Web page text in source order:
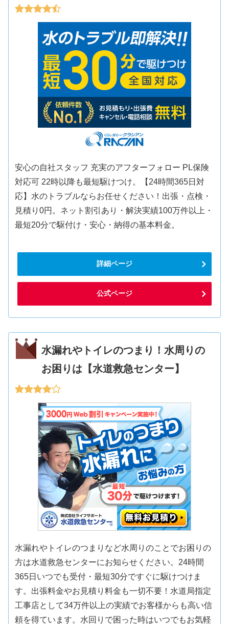
安心の自社スタッフ 充実のアフターフォロー PL保険
対応可 22時以降も最短駆けつけ。【24時間365日対
応】水のトラブルならお任せください！出張・点検・
見積り0円。ネット割引あり・解決実績100万件以上・
最短20分で駆付け・安心・納得の基本料金。
詳細ページ
公式ページ
水漏れやトイレのつまり！水周りの
お困りは【水道救急センター】
水漏れやトイレのつまりなど水周りのことでお困りの
方は水道救急センターにお知らせください。24時間
365日いつでも受付・最短30分ですぐに駆けつけま
す。出張料金やお見積り料金も一切不要！水道局指定
工事店として34万件以上の実績でお客様からも高い信
頼を得ています。水回りで困った時はいつでもお気軽